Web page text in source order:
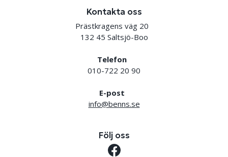
Kontakta oss
Prästkragens väg 20
132 45 Saltsjö-Boo
Telefon
010-722 20 90
E-post
info@benns.se
Följ oss